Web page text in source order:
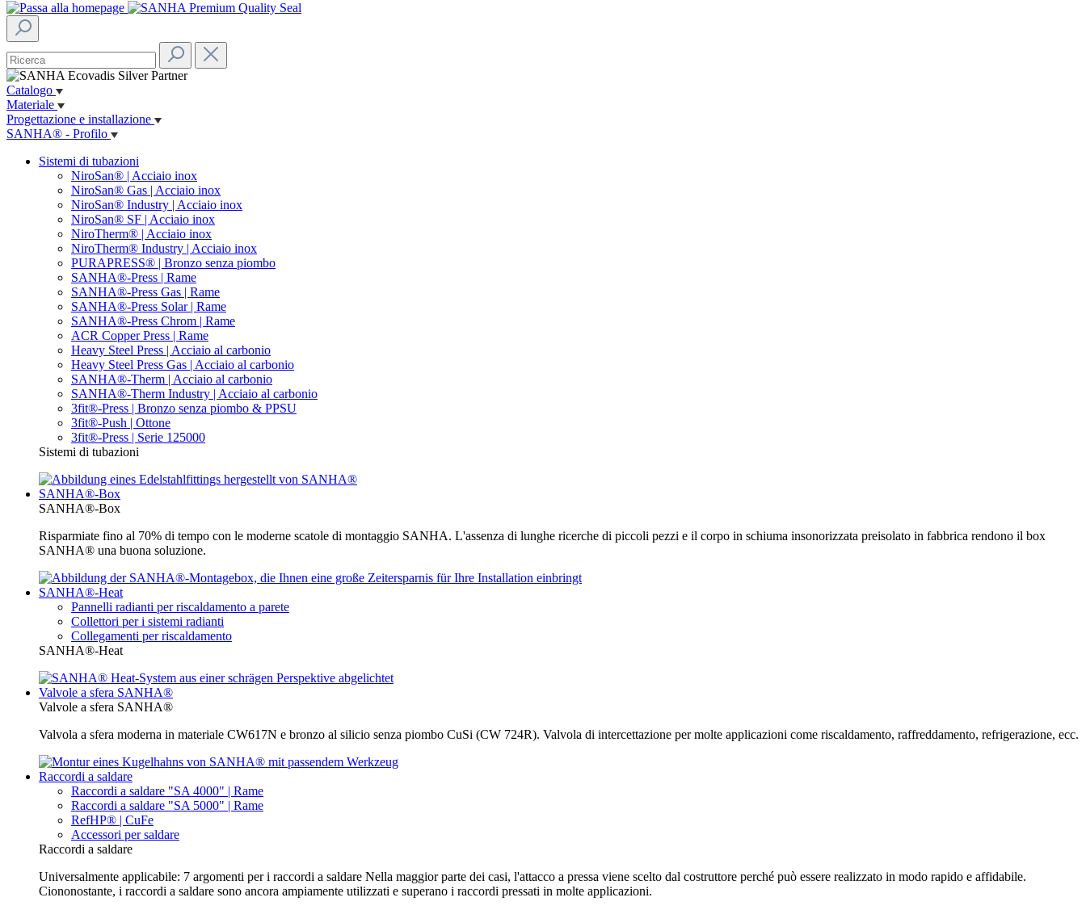
Catalogo
Materiale
Progettazione e installazione
SANHA® - Profilo
Sistemi di tubazioni
NiroSan® | Acciaio inox
NiroSan® Gas | Acciaio inox
NiroSan® Industry | Acciaio inox
NiroSan® SF | Acciaio inox
NiroTherm® | Acciaio inox
NiroTherm® Industry | Acciaio inox
PURAPRESS® | Bronzo senza piombo
SANHA®-Press | Rame
SANHA®-Press Gas | Rame
SANHA®-Press Solar | Rame
SANHA®-Press Chrom | Rame
ACR Copper Press | Rame
Heavy Steel Press | Acciaio al carbonio
Heavy Steel Press Gas | Acciaio al carbonio
SANHA®-Therm | Acciaio al carbonio
SANHA®-Therm Industry | Acciaio al carbonio
3fit®-Press | Bronzo senza piombo & PPSU
3fit®-Push | Ottone
3fit®-Press | Serie 125000
Sistemi di tubazioni
SANHA®-Box
SANHA®-Box
Risparmiate fino al 70% di tempo con le moderne scatole di montaggio SANHA. L'assenza di lunghe ricerche di piccoli pezzi e il corpo in schiuma insonorizzata preisolato in fabbrica rendono il box
SANHA® una buona soluzione.
SANHA®-Heat
Pannelli radianti per riscaldamento a parete
Collettori per i sistemi radianti
Collegamenti per riscaldamento
SANHA®-Heat
Valvole a sfera SANHA®
Valvole a sfera SANHA®
Valvola a sfera moderna in materiale CW617N e bronzo al silicio senza piombo CuSi (CW 724R). Valvola di intercettazione per molte applicazioni come riscaldamento, raffreddamento, refrigerazione, ecc.
Raccordi a saldare
Raccordi a saldare "SA 4000" | Rame
Raccordi a saldare "SA 5000" | Rame
RefHP® | CuFe
Accessori per saldare
Raccordi a saldare
Universalmente applicabile: 7 argomenti per i raccordi a saldare Nella maggior parte dei casi, l'attacco a pressa viene scelto dal costruttore perché può essere realizzato in modo rapido e affidabile.
Ciononostante, i raccordi a saldare sono ancora ampiamente utilizzati e superano i raccordi pressati in molte applicazioni.